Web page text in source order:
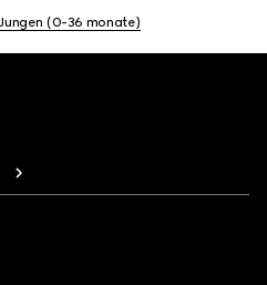
(0-36 monate)